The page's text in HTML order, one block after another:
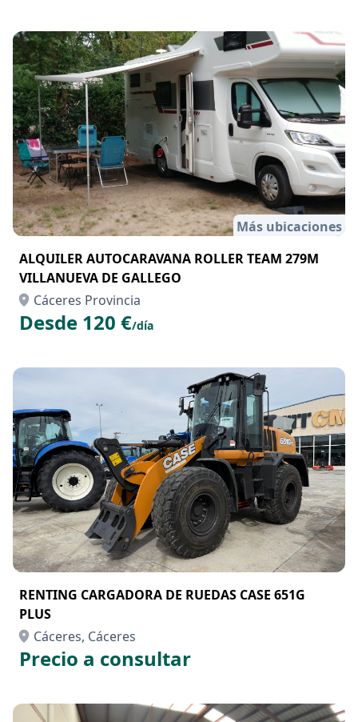
Más ubicaciones
ALQUILER AUTOCARAVANA ROLLER TEAM 279M
VILLANUEVA DE GALLEGO
Cáceres Provincia
Desde 120 €/día
RENTING CARGADORA DE RUEDAS CASE 651G
PLUS
Cáceres, Cáceres
Precio a consultar